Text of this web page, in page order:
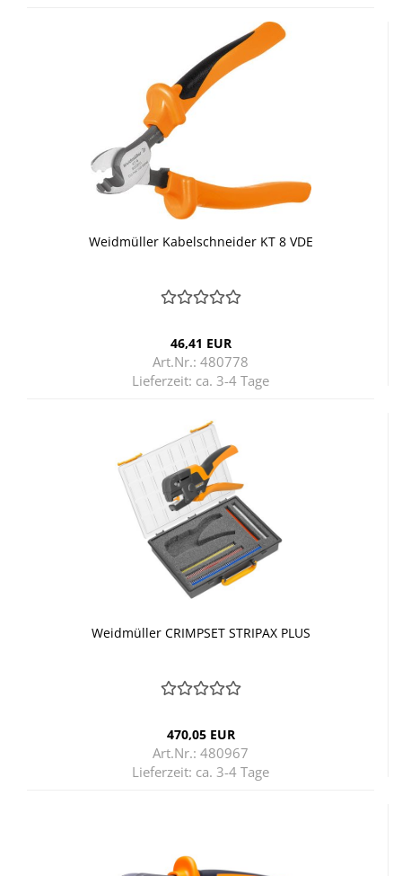
Weid­mül­ler Ka­bel­schnei­der KT 8 VDE
46,41 EUR
Art.Nr.: 480778
Lieferzeit: ca. 3-4 Tage
Weid­mül­ler CRIM­PSET STRI­PAX PLUS
470,05 EUR
Art.Nr.: 480967
Lieferzeit: ca. 3-4 Tage